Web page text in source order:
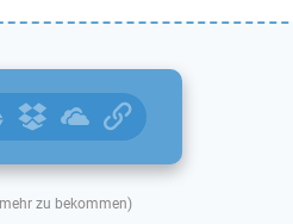
zu bekommen)